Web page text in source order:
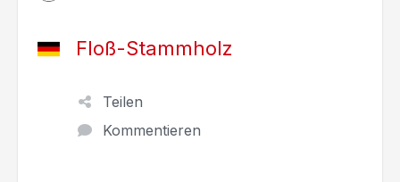
Floß-Stammholz
Teilen
Kommentieren